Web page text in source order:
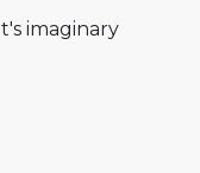
imaginary